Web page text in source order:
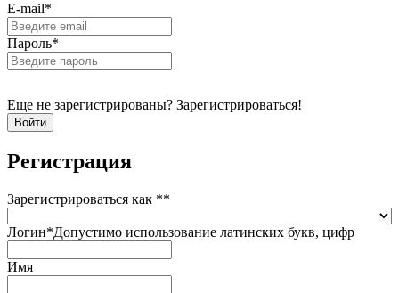
E-mail*
Пароль*
Еще не зарегистрированы? Зарегистрироваться!
Регистрация
Зарегистрироваться как **
Логин*Допустимо использование латинских букв, цифр
Имя